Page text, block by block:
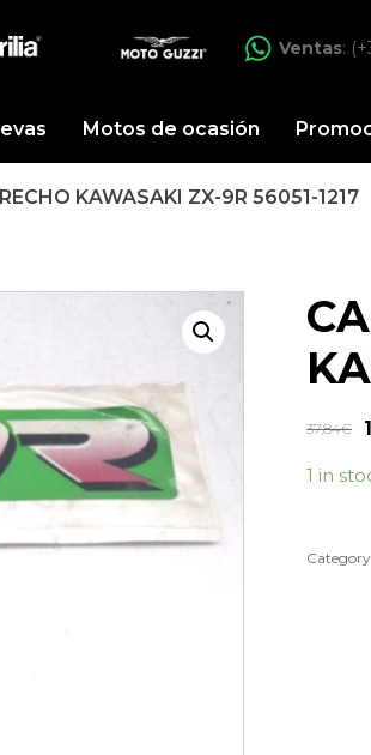
Ventas:
Motos de ocasión
KAWASAKI ZX-9R 56051-1217
37,84€
1 in